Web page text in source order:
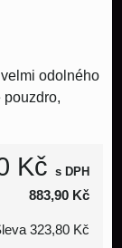
odolného
pouzdro,
Kč s DPH
883,90 Kč
323,80 Kč